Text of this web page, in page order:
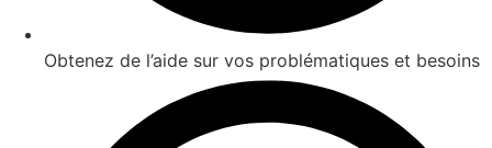
Obtenez de l’aide sur vos problématiques et besoins